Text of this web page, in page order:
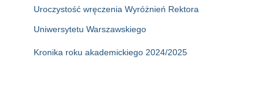
Uroczystość wręczenia Wyróżnień Rektora
Uniwersytetu Warszawskiego
Kronika roku akademickiego 2024/2025